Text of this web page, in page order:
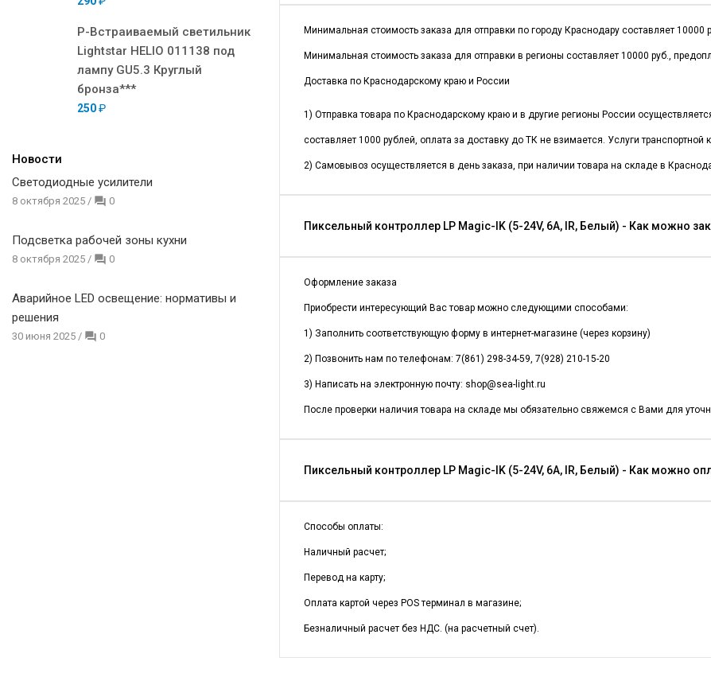
Р-Встраиваемый светильник
Lightstar HELIO 011138 под
лампу GU5.3 Круглый
бронза***
250₽
Новости
Светодиодные усилители
8 октября 2025 / 0
Подсветка рабочей зоны кухни
8 октября 2025 / 0
Аварийное LED освещение: нормативы и
решения
30 июня 2025 / 0
Минимальная стоимость заказа для отправки по городу Краснодару составляет 10000
Минимальная стоимость заказа для отправки в регионы составляет 10000 руб.,
Доставка по Краснодарскому краю и России
1) Отправка товара по Краснодарскому краю и в другие регионы России
составляет 1000 рублей, оплата за доставку до ТК не взимается. Услуги
2) Самовывоз осуществляется в день заказа, при наличии товара на складе в
Пиксельный контроллер LP Magic-IK (5-24V, 6A, IR, Белый) - Как можно
Оформление заказа
Приобрести интересующий Вас товар можно следующими способами:
1) Заполнить соответствующую форму в интернет-магазине (через корзину)
2) Позвонить нам по телефонам: 7(861) 298-34-59, 7(928) 210-15-20
3) Написать на электронную почту: shop@sea-light.ru
После проверки наличия товара на складе мы обязательно свяжемся с Вами для
Пиксельный контроллер LP Magic-IK (5-24V, 6A, IR, Белый) - Как можно
Способы оплаты:
Наличный расчет;
Перевод на карту;
Оплата картой через POS терминал в магазине;
Безналичный расчет без НДС. (на расчетный счет).